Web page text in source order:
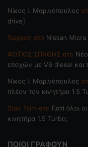
Nίκος Ι. Mαρινόπουλος
drive]
Γιώργος στο Nissan
ΦΩΤΙΟΣ ΣΠΑΘΗΣ στο
εποχών με V6 diesel και
Nίκος Ι. Mαρινόπουλος
πλέον τον κινητήρα 1.5
Stav Tsim στο Γιατί όλοι
κινητήρα 1.5 Turbo;
ΠΟΙΟΙ ΓΡΑΦΟΥΝ